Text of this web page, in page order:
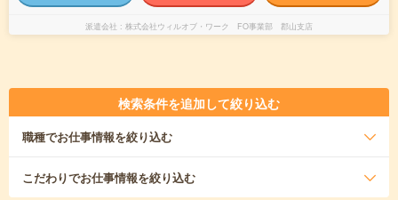
派遣会社 株式会社ウィルオブ・ワーク FO事業部 郡山支店
検索条件を追加して絞り込む
職種でお仕事情報を絞り込む
こだわりでお仕事情報を絞り込む